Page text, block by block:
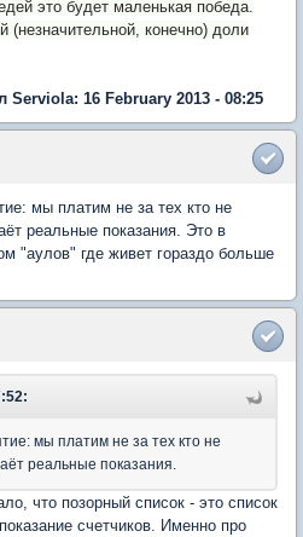
это будет маленькая победа.
(незначительной, конечно) доли
Serviola: 16 February 2013 - 08:25
мы платим не за тех кто не
реальные показания. Это в
"аулов" где живет гораздо больше
мы платим не за тех кто не
реальные показания.
что позорный список - это список
счетчиков. Именно про